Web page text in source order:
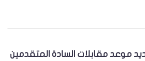
موعد مقابلات السادة المتقدمين